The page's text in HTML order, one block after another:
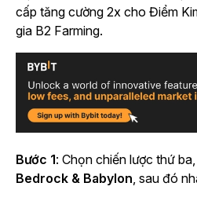
cấp tăng cường 2x cho Điểm
gia B2 Farming.
Bước 1: Chọn chiến lược thứ ba,
Bedrock & Babylon, sau đó